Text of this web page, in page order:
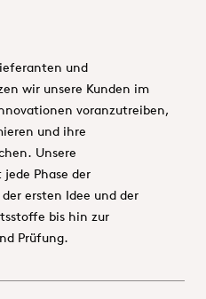
und
wir unsere Kunden im
voranzutreiben,
und ihre
Unsere
Phase der
ersten Idee und der
bis hin zur
Prüfung.